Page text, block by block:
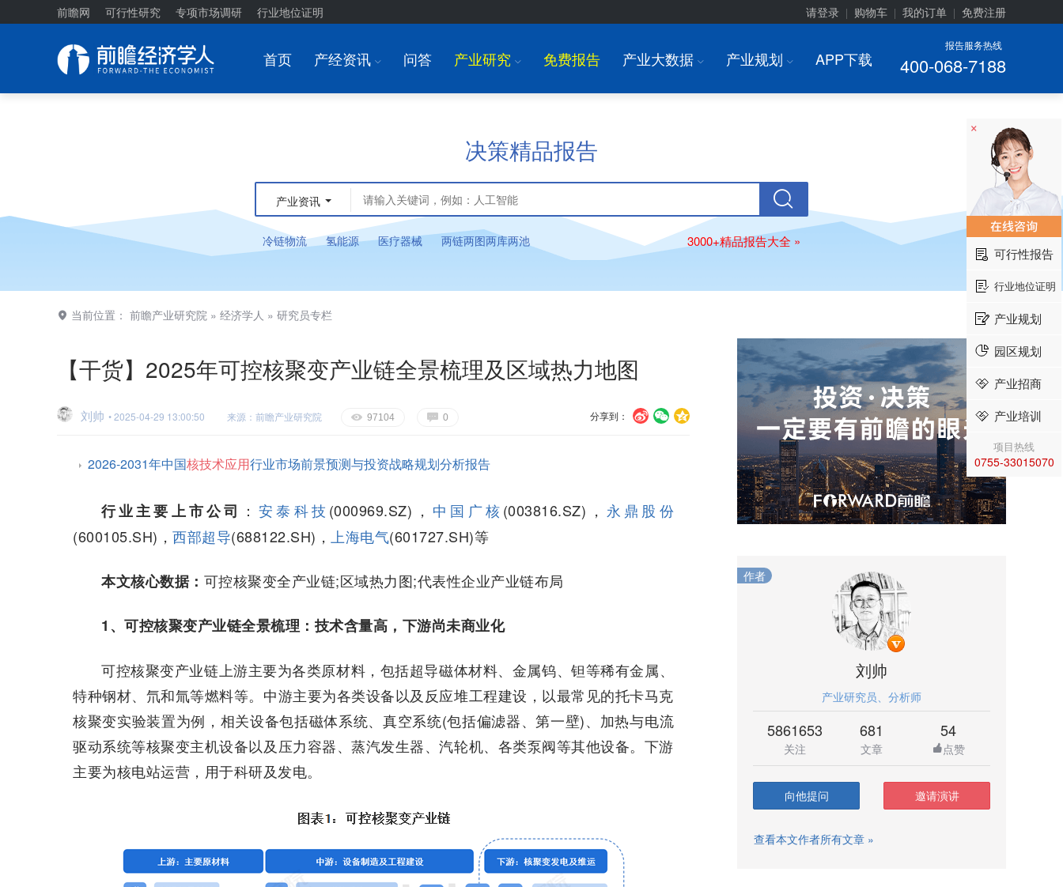
前瞻网 可行性研究 专项市场调研 行业地位证明 请登录 购物车 我的订单 免费注册
报告服务热线
400-068-7188
首页 产经资讯 I 问答 产业研究 I 免费报告 产业大数据 I 产业规划 I APP下载
决策精品报告
产业资讯
冷链物流 氢能源 医疗器械 两链两图两库两池 3000+精品报告大全 »
当前位置： 前瞻产业研究院 » 经济学人 » 研究员专栏
【干货】2025年可控核聚变产业链全景梳理及区域热力地图
U V c
分享到：
刘帅 • 2025-04-29 13:00:50 来源：前瞻产业研究院 E 97104 G 0
2026-2031年中国核技术应用行业市场前景预测与投资战略规划分析报告
行业主要上市公司 ：安泰科技 (000969.SZ)， 中国广核(003816.SZ)， 永鼎股份
(600105.SH)， 西部超导(688122.SH)， 上海电气(601727.SH)等
本文核心数据： 可控核聚变全产业链;区域热力图;代表性企业产业链布局
1、可控核聚变产业链全景梳理：技术含量高，下游尚未商业化
可控核聚变产业链上游主要为各类原材料，包括超导磁体材料、金属钨、钽等稀有金属、
特种钢材、氘和氚等燃料等。中游主要为各类设备以及反应堆工程建设，以最常见的托卡马克
核聚变实验装置为例，相关设备包括磁体系统、真空系统(包括偏滤器、第一壁)、加热与电流
驱动系统等核聚变主机设备以及压力容器、蒸汽发生器、汽轮机、各类泵阀等其他设备。下游
主要为核电站运营，用于科研及发电。
作者
刘帅
产业研究员、分析师
5861653
关注
681
文章
54
点赞
向他提问 邀请演讲
查看本文作者所有文章 »
×
可行性报告
行业地位证明
产业规划
园区规划
产业招商
产业培训
项目热线
0755-33015070